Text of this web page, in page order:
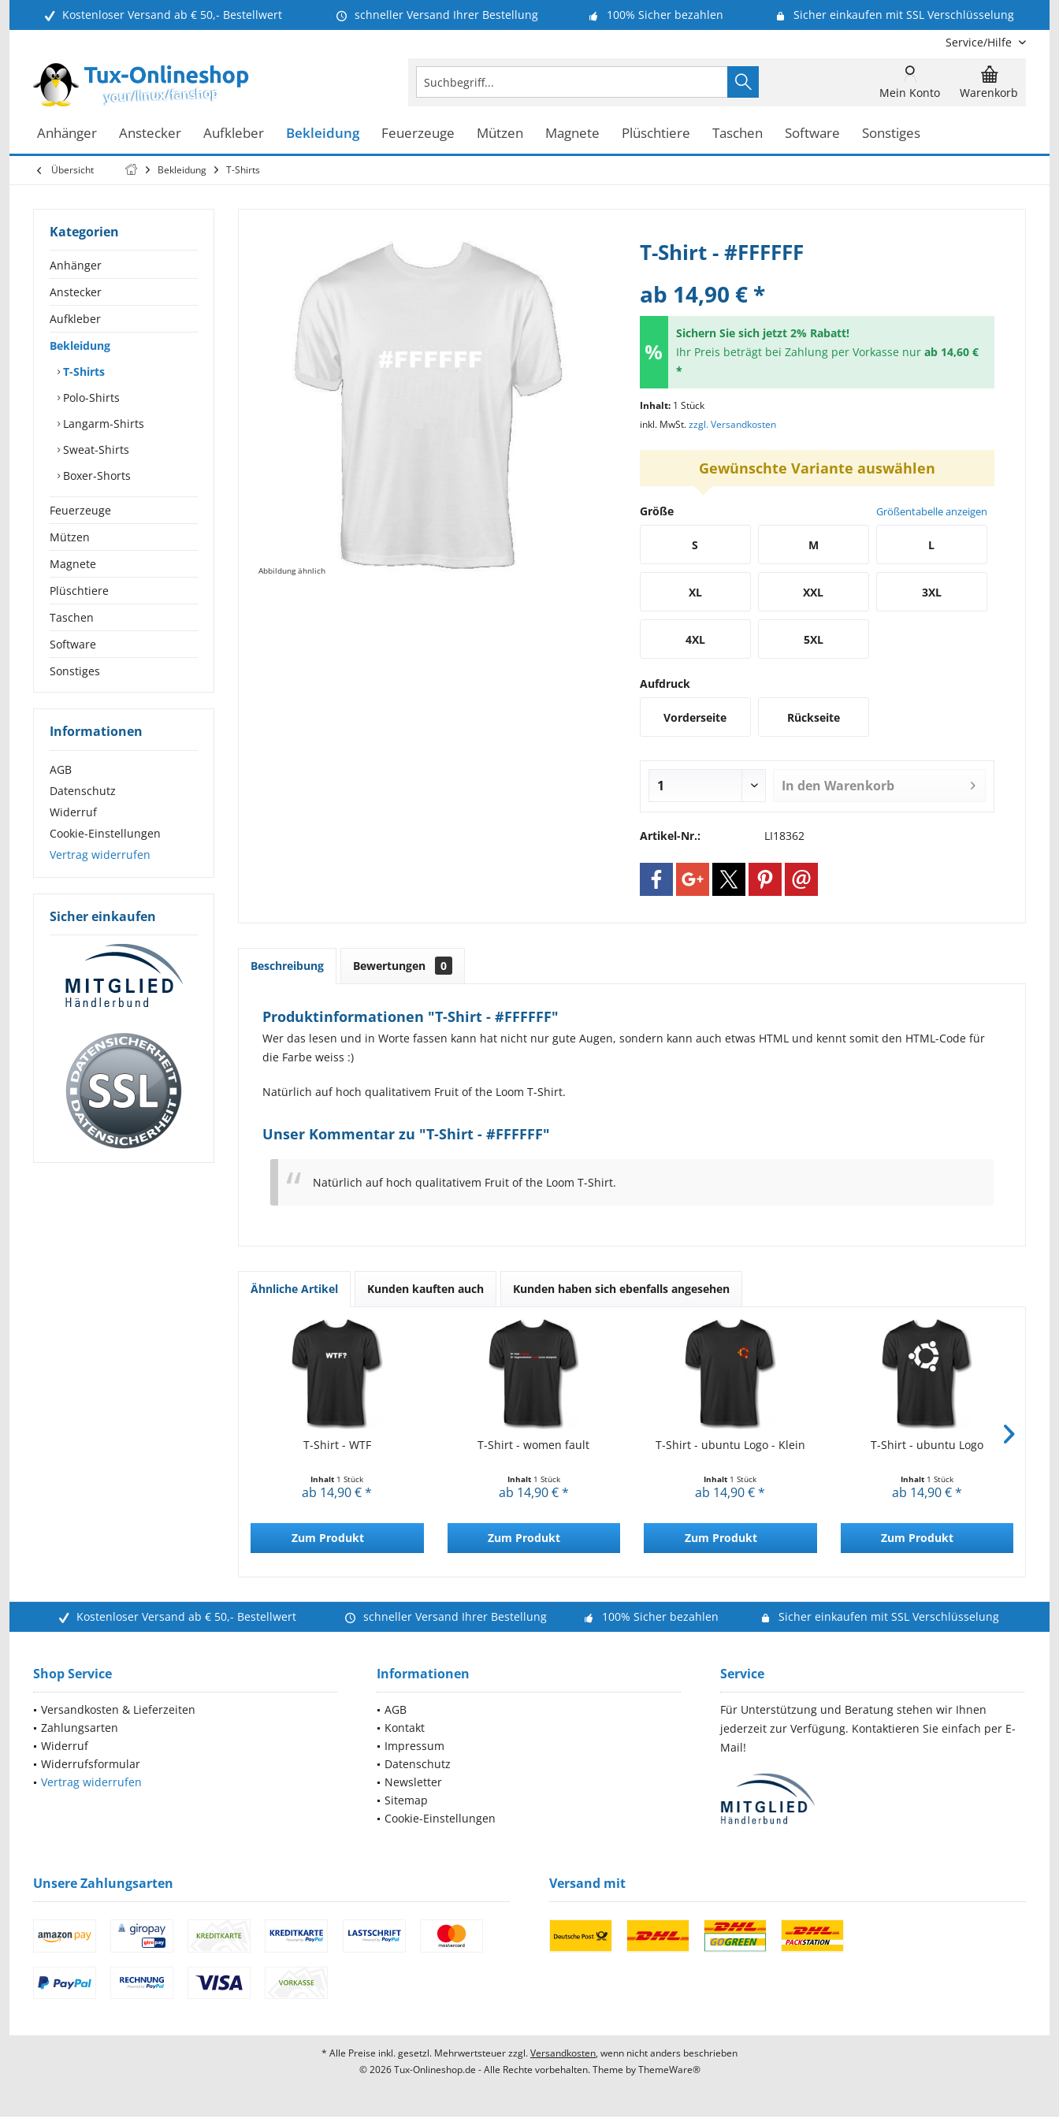
Kostenloser Versand ab € 50,- Bestellwert schneller Versand Ihrer Bestellung 100% Sicher bezahlen
Sicher einkaufen mit SSL Verschlüsselung
Service/Hilfe
Warenkorb
Mein Konto
Anhänger Anstecker Aufkleber Bekleidung Feuerzeuge Mützen Magnete Plüschtiere Taschen Software Sonstiges
Übersicht Bekleidung T-Shirts
Kategorien
Anhänger
Anstecker
Aufkleber
Bekleidung
T-Shirts
Polo-Shirts
Langarm-Shirts
Sweat-Shirts
Boxer-Shorts
Feuerzeuge
Mützen
Magnete
Plüschtiere
Taschen
Software
Sonstiges
Informationen
AGB
Datenschutz
Widerruf
Cookie-Einstellungen
Vertrag widerrufen
Sicher einkaufen
Abbildung ähnlich
T-Shirt - #FFFFFF
ab 14,90 € *
Sichern Sie sich jetzt 2% Rabatt!
Ihr Preis beträgt bei Zahlung per Vorkasse nur ab 14,60 €
*
Inhalt: 1 Stück
inkl. MwSt.zzgl. Versandkosten
Gewünschte Variante auswählen
Größe Größentabelle anzeigen
S M L
XL XXL 3XL
4XL 5XL
Aufdruck
Vorderseite Rückseite
In den Warenkorb
Artikel-Nr.: LI18362
Beschreibung Bewertungen 0
Produktinformationen "T-Shirt - #FFFFFF"
Wer das lesen und in Worte fassen kann hat nicht nur gute Augen, sondern kann auch etwas HTML und kennt somit den HTML-Code für
die Farbe weiss :)
Natürlich auf hoch qualitativem Fruit of the Loom T-Shirt.
Unser Kommentar zu "T-Shirt - #FFFFFF"
Natürlich auf hoch qualitativem Fruit of the Loom T-Shirt.
Ähnliche Artikel Kunden kauften auch Kunden haben sich ebenfalls angesehen
T-Shirt - WTF
Inhalt 1 Stück
ab 14,90 € *
Zum Produkt
T-Shirt - women fault
Inhalt 1 Stück
ab 14,90 € *
Zum Produkt
T-Shirt - ubuntu Logo - Klein
Inhalt 1 Stück
ab 14,90 € *
Zum Produkt
T-Shirt - ubuntu Logo
Inhalt 1 Stück
ab 14,90 € *
Zum Produkt
Kostenloser Versand ab € 50,- Bestellwert schneller Versand Ihrer Bestellung 100% Sicher bezahlen Sicher einkaufen mit SSL Verschlüsselung
Shop Service
Versandkosten & Lieferzeiten
Zahlungsarten
Widerruf
Widerrufsformular
Vertrag widerrufen
Informationen
AGB
Kontakt
Impressum
Datenschutz
Newsletter
Sitemap
Cookie-Einstellungen
Service
Für Unterstützung und Beratung stehen wir Ihnen
jederzeit zur Verfügung. Kontaktieren Sie einfach per E-
Mail!
Unsere Zahlungsarten Versand mit
* Alle Preise inkl. gesetzl. Mehrwertsteuer zzgl.Versandkosten, wenn nicht anders beschrieben
© 2026 Tux-Onlineshop.de - Alle Rechte vorbehalten. Theme byThemeWare®